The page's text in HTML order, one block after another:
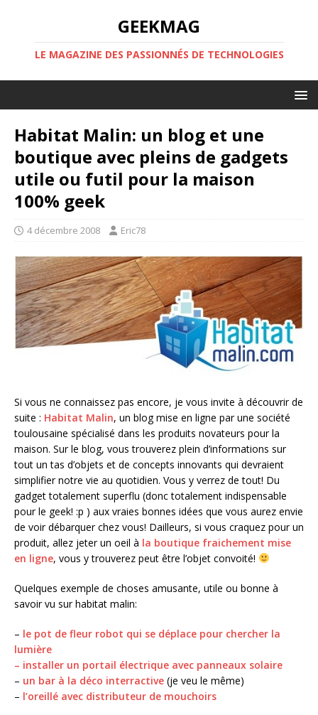
GEEKMAG
LE MAGAZINE DES PASSIONNÉS DE TECHNOLOGIES
Habitat Malin: un blog et une
boutique avec pleins de gadgets
utile ou futil pour la maison
100% geek
4 décembre 2008 Eric78
Si vous ne connaissez pas encore, je vous invite à découvrir de
suite : Habitat Malin, un blog mise en ligne par une société
toulousaine spécialisé dans les produits novateurs pour la
maison. Sur le blog, vous trouverez plein d’informations sur
tout un tas d’objets et de concepts innovants qui devraient
simplifier notre vie au quotidien. Vous y verrez de tout! Du
gadget totalement superflu (donc totalement indispensable
pour le geek! :p ) aux vraies bonnes idées que vous aurez envie
de voir débarquer chez vous! Dailleurs, si vous craquez pour un
produit, allez jeter un oeil à la boutique fraichement mise
en ligne, vous y trouverez peut être l’objet convoité!
Quelques exemple de choses amusante, utile ou bonne à
savoir vu sur habitat malin:
– le pot de fleur robot qui se déplace pour chercher la
lumière
– installer un portail électrique avec panneaux solaire
– un bar à la déco interractive (je veu le même)
– l’oreillé avec distributeur de mouchoirs